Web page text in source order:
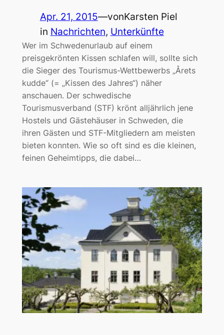
Apr. 21, 2015—vonKarsten Piel
in Nachrichten, Unterkünfte
Wer im Schwedenurlaub auf einem
preisgekrönten Kissen schlafen will, sollte sich
die Sieger des Tourismus-Wettbewerbs „Årets
kudde“ (= „Kissen des Jahres“) näher
anschauen. Der schwedische
Tourismusverband (STF) krönt alljährlich jene
Hostels und Gästehäuser in Schweden, die
ihren Gästen und STF-Mitgliedern am meisten
bieten konnten. Wie so oft sind es die kleinen,
feinen Geheimtipps, die dabei…